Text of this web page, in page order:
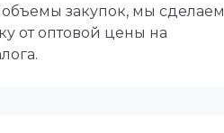
закупок, мы сделаем
от оптовой цены на